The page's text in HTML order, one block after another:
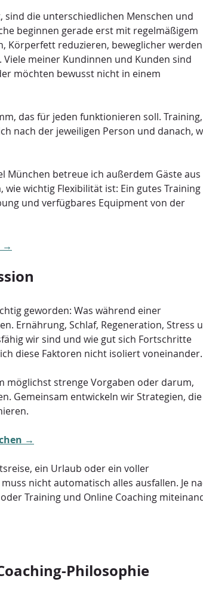
die unterschiedlichen Menschen und
beginnen gerade erst mit regelmäßigem
Körperfett reduzieren, beweglicher werden
meiner Kundinnen und Kunden sind
möchten bewusst nicht in einem
das für jeden funktionieren soll. Training,
nach der jeweiligen Person und danach,
München betreue ich außerdem Gäste aus
wichtig Flexibilität ist: Ein gutes Training
und verfügbares Equipment von der
→
geworden: Was während einer
Ernährung, Schlaf, Regeneration, Stress
wir sind und wie gut sich Fortschritte
diese Faktoren nicht isoliert voneinander.
möglichst strenge Vorgaben oder darum,
Gemeinsam entwickeln wir Strategien, die
→
ein Urlaub oder ein voller
nicht automatisch alles ausfallen. Je
Training und Online Coaching
Philosophie